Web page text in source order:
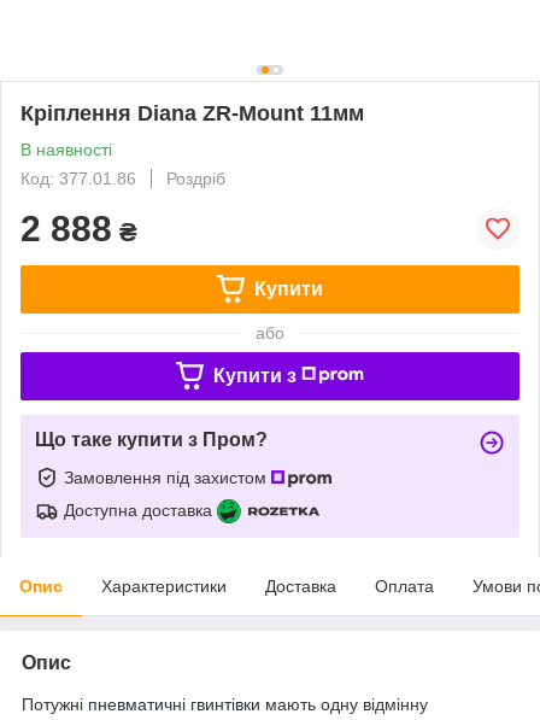
Кріплення Diana ZR-Mount 11мм
В наявності
Код: 377.01.86
Роздріб
2 888 ₴
Купити
або
Купити з
Що таке купити з Пром?
Замовлення під захистом
Доступна доставка
Опис Характеристики Доставка Оплата Умови
Опис
Потужні пневматичні гвинтівки мають одну відмінну